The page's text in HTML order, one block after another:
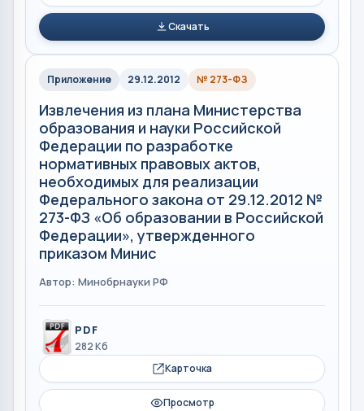
Скачать
Приложение 29.12.2012 № 273-ФЗ
Извлечения из плана Министерства
образования и науки Российской
Федерации по разработке
нормативных правовых актов,
необходимых для реализации
Федерального закона от 29.12.2012 №
273-ФЗ «Об образовании в Российской
Федерации», утвержденного
приказом Минис
Автор: Минобрнауки РФ
PDF
282 Кб
Карточка
Просмотр